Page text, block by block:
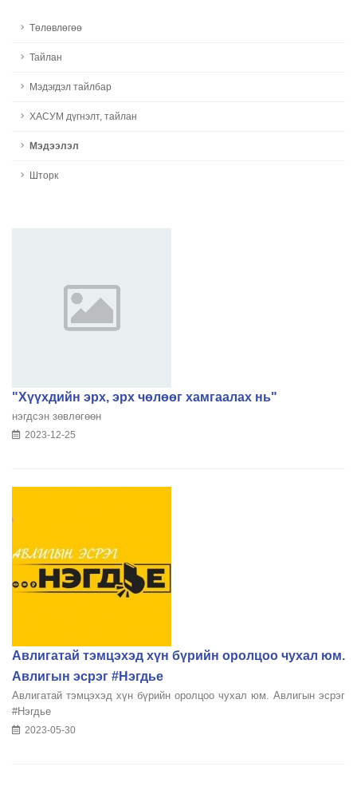
Төлөвлөгөө
Тайлан
Мэдэгдэл тайлбар
ХАСУМ дүгнэлт, тайлан
Мэдээлэл
Шторк
"Хүүхдийн эрх, эрх чөлөөг хамгаалах нь"
нэгдсэн зөвлөгөөн
2023-12-25
Авлигатай тэмцэхэд хүн бүрийн оролцоо чухал юм.
Авлигын эсрэг #Нэгдье
Авлигатай тэмцэхэд хүн бүрийн оролцоо чухал юм. Авлигын эсрэг
#Нэгдье
2023-05-30